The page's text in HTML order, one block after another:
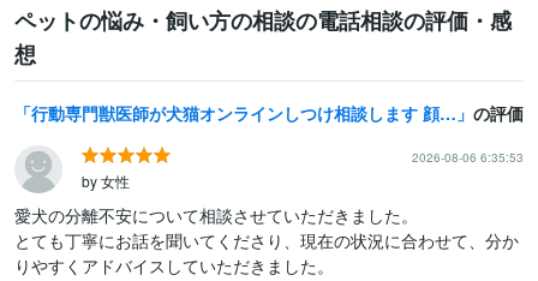
ペットの悩み・飼い方の相談の電話相談の評価・感
想
行動専門獣医師が犬猫オンラインしつけ相談します 顔出しなしOK│犬猫のしつけから問題行動まで相談できます の評価
2026-08-06 6:35:53
by 女性
愛犬の分離不安について相談させていただきました。
とても丁寧にお話を聞いてくださり、現在の状況に合わせて、分か
りやすくアドバイスしていただきました。